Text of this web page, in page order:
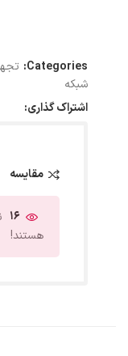
Categories:
شبکه
اشتراک گذاری:
مقایسه
16
هستند!